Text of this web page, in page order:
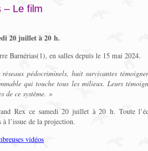
– Le film
20 juillet à 20 h.
Barnérias(1), en salles depuis le 15 mai 2024.
pédocriminels, huit survivantes
qui touche tous les milieux. Leurs
de ce système. »
Rex ce samedi 20 juillet à 20 h. Toute
à l’issue de la projection.
vidéos